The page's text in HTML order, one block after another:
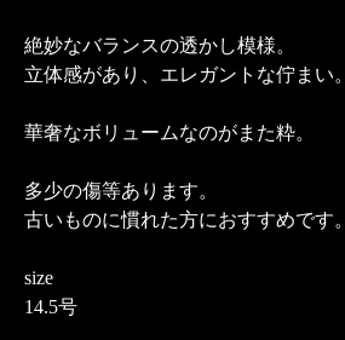
絶妙なバランスの透かし模様。
立体感があり、エレガントな佇まい。
華奢なボリュームなのがまた粋。
多少の傷等あります。
古いものに慣れた方におすすめです。
size
14.5号